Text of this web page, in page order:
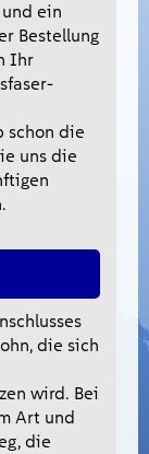
und ein
Bestellung
Ihr
schon die
uns die
die sich
wird. Bei
Art und
die